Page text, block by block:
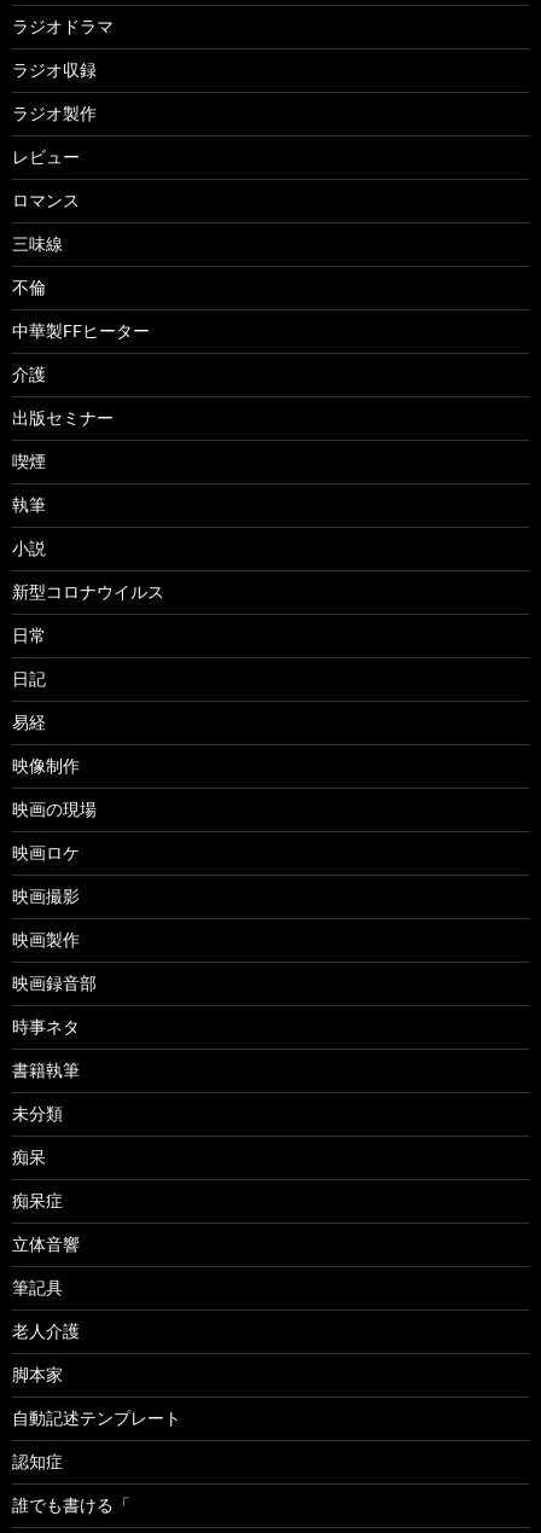
ラジオドラマ
ラジオ収録
ラジオ製作
レビュー
ロマンス
三味線
不倫
中華製FFヒーター
介護
出版セミナー
喫煙
執筆
小説
新型コロナウイルス
日常
日記
易経
映像制作
映画の現場
映画ロケ
映画撮影
映画製作
映画録音部
時事ネタ
書籍執筆
未分類
痴呆
痴呆症
立体音響
筆記具
老人介護
脚本家
自動記述テンプレート
認知症
誰でも書ける「